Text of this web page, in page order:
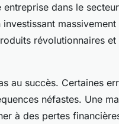
dans le
investissant
révolutionnaires
au succès. Certaines
néfastes. Une
à des pertes